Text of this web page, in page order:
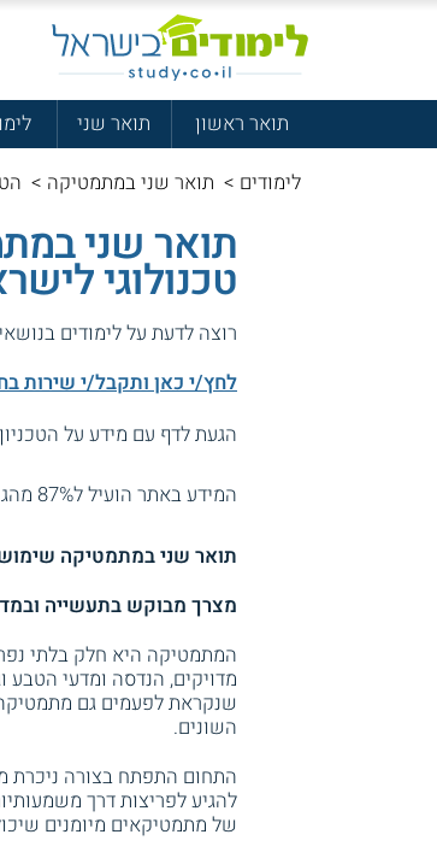
תואר ראשון תואר שני
לימודים > תואר שני במתמטיקה >
תואר שני
טכנולוגי
רוצה לדעת על לימודים
לחץ/י כאן ותקבל/י שירות
הגעת לדף עם מידע על
המידע באתר הועיל ל87% מהגולשים.
תואר שני במתמטיקה
מצרך מבוקש בתעשייה
המתמטיקה היא חלק בלתי
מדויקים, הנדסה ומדעי הטבע
שנקראת לפעמים גם
השונים.
התחום התפתח בצורה ניכרת
להגיע לפריצות דרך
של מתמטיקאים מיומנים